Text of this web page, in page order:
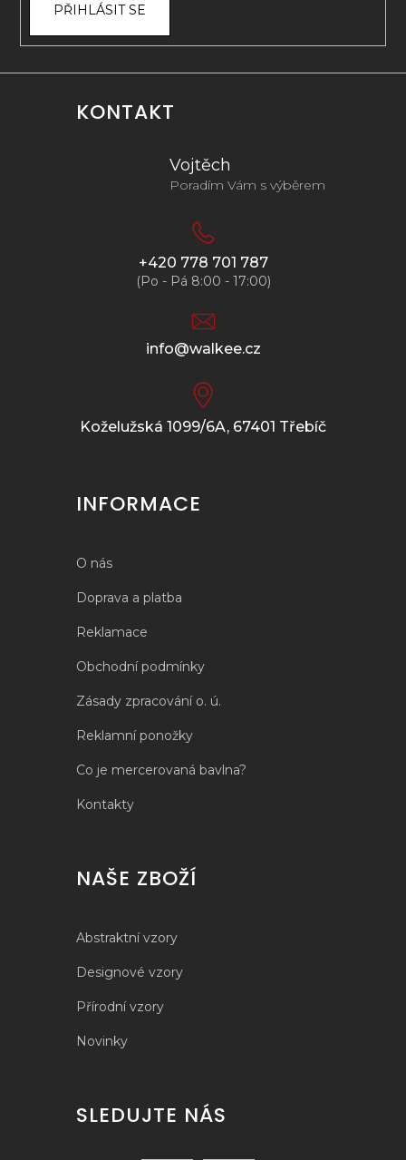
PŘIHLÁSIT SE
KONTAKT
Vojtěch
Poradím Vám s výběrem
+420 778 701 787
(Po - Pá 8:00 - 17:00)
info@walkee.cz
Koželužská 1099/6A, 67401 Třebíč
INFORMACE
O nás
Doprava a platba
Reklamace
Obchodní podmínky
Zásady zpracování o. ú.
Reklamní ponožky
Co je mercerovaná bavlna?
Kontakty
NAŠE ZBOŽÍ
Abstraktní vzory
Designové vzory
Přírodní vzory
Novinky
SLEDUJTE NÁS